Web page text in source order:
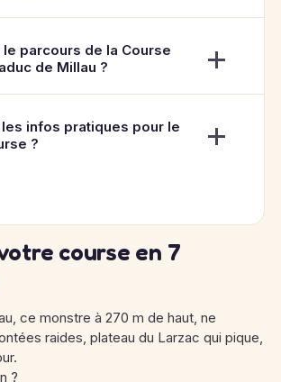
parcours de la Course
de Millau ?
infos pratiques pour le
?
course en 7
ce monstre à 270 m de haut, ne
raides, plateau du Larzac qui pique,
?